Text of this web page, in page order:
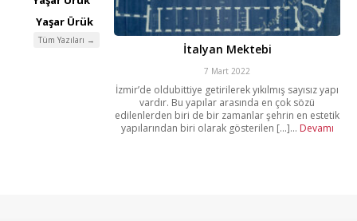
Yaşar Ürük
Tüm Yazıları →
İtalyan Mektebi
7 Mart 2022
İzmir’de oldubittiye getirilerek yıkılmış sayısız yapı
vardır. Bu yapılar arasında en çok sözü
edilenlerden biri de bir zamanlar şehrin en estetik
yapılarından biri olarak gösterilen [...]... Devamı